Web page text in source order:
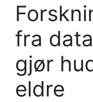
fra
gjør
eldre